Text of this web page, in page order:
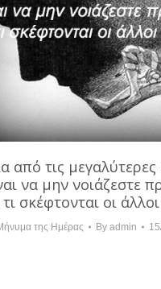
από τις μεγαλύτερες
να μην νοιάζεστε
σκέφτονται οι
της Ημέρας By admin